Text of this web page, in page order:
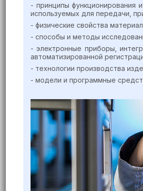
- принципы функционирования
используемых для передачи,
- физические свойства
- способы и методы
- электронные приборы,
автоматизированной
- технологии производства
- модели и программные